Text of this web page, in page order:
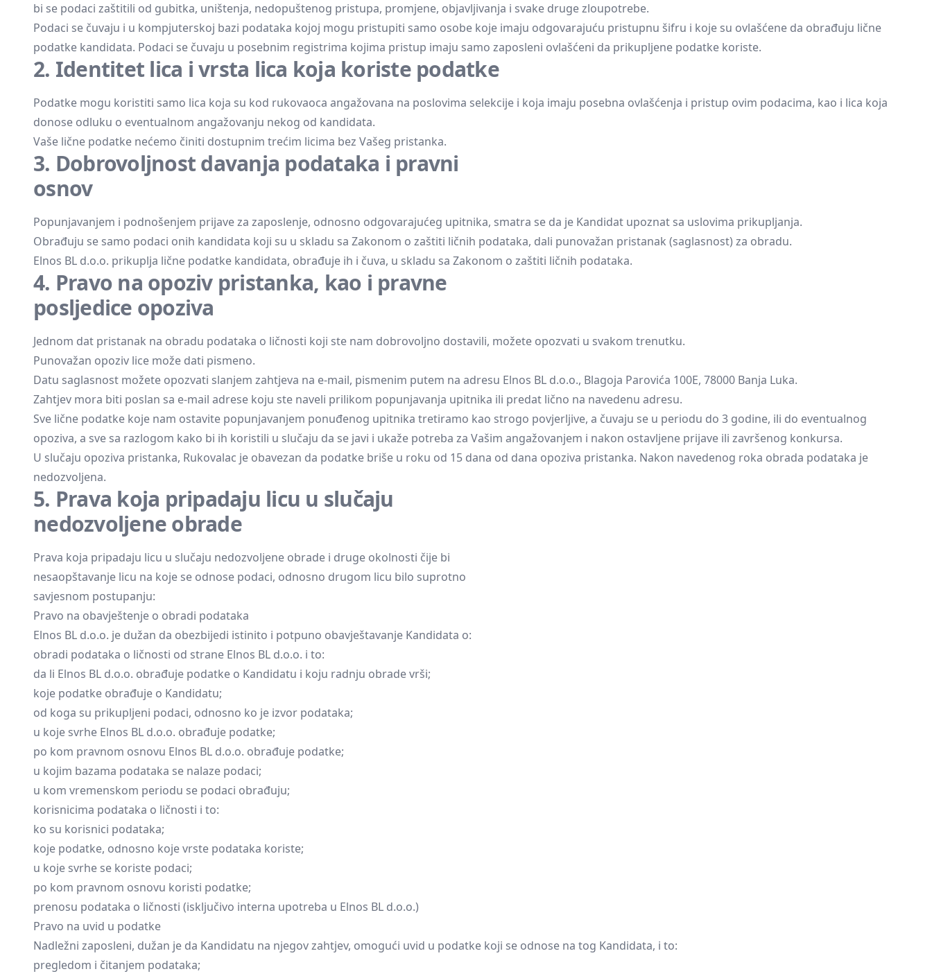
bi se podaci zaštitili od gubitka, uništenja, nedopuštenog pristupa, promjene, objavljivanja i svake druge zloupotrebe.
Podaci se čuvaju i u kompjuterskoj bazi podataka kojoj mogu pristupiti samo osobe koje imaju odgovarajuću pristupnu šifru i koje su ovlašćene da obrađuju lične
podatke kandidata. Podaci se čuvaju u posebnim registrima kojima pristup imaju samo zaposleni ovlašćeni da prikupljene podatke koriste.
2. Identitet lica i vrsta lica koja koriste podatke
Podatke mogu koristiti samo lica koja su kod rukovaoca angažovana na poslovima selekcije i koja imaju posebna ovlašćenja i pristup ovim podacima, kao i lica koja
donose odluku o eventualnom angažovanju nekog od kandidata.
Vaše lične podatke nećemo činiti dostupnim trećim licima bez Vašeg pristanka.
3. Dobrovoljnost davanja podataka i pravni
osnov
Popunjavanjem i podnošenjem prijave za zaposlenje, odnosno odgovarajućeg upitnika, smatra se da je Kandidat upoznat sa uslovima prikupljanja.
Obrađuju se samo podaci onih kandidata koji su u skladu sa Zakonom o zaštiti ličnih podataka, dali punovažan pristanak (saglasnost) za obradu.
Elnos BL d.o.o. prikuplja lične podatke kandidata, obrađuje ih i čuva, u skladu sa Zakonom o zaštiti ličnih podataka.
4. Pravo na opoziv pristanka, kao i pravne
posljedice opoziva
Jednom dat pristanak na obradu podataka o ličnosti koji ste nam dobrovoljno dostavili, možete opozvati u svakom trenutku.
Punovažan opoziv lice može dati pismeno.
Datu saglasnost možete opozvati slanjem zahtjeva na e-mail, pismenim putem na adresu Elnos BL d.o.o., Blagoja Parovića 100E, 78000 Banja Luka.
Zahtjev mora biti poslan sa e-mail adrese koju ste naveli prilikom popunjavanja upitnika ili predat lično na navedenu adresu.
Sve lične podatke koje nam ostavite popunjavanjem ponuđenog upitnika tretiramo kao strogo povjerljive, a čuvaju se u periodu do 3 godine, ili do eventualnog
opoziva, a sve sa razlogom kako bi ih koristili u slučaju da se javi i ukaže potreba za Vašim angažovanjem i nakon ostavljene prijave ili završenog konkursa.
U slučaju opoziva pristanka, Rukovalac je obavezan da podatke briše u roku od 15 dana od dana opoziva pristanka. Nakon navedenog roka obrada podataka je
nedozvoljena.
5. Prava koja pripadaju licu u slučaju
nedozvoljene obrade
Prava koja pripadaju licu u slučaju nedozvoljene obrade i druge okolnosti čije bi
nesaopštavanje licu na koje se odnose podaci, odnosno drugom licu bilo suprotno
savjesnom postupanju:
Pravo na obavještenje o obradi podataka
Elnos BL d.o.o. je dužan da obezbijedi istinito i potpuno obavještavanje Kandidata o:
obradi podataka o ličnosti od strane Elnos BL d.o.o. i to:
da li Elnos BL d.o.o. obrađuje podatke o Kandidatu i koju radnju obrade vrši;
koje podatke obrađuje o Kandidatu;
od koga su prikupljeni podaci, odnosno ko je izvor podataka;
u koje svrhe Elnos BL d.o.o. obrađuje podatke;
po kom pravnom osnovu Elnos BL d.o.o. obrađuje podatke;
u kojim bazama podataka se nalaze podaci;
u kom vremenskom periodu se podaci obrađuju;
korisnicima podataka o ličnosti i to:
ko su korisnici podataka;
koje podatke, odnosno koje vrste podataka koriste;
u koje svrhe se koriste podaci;
po kom pravnom osnovu koristi podatke;
prenosu podataka o ličnosti (isključivo interna upotreba u Elnos BL d.o.o.)
Pravo na uvid u podatke
Nadležni zaposleni, dužan je da Kandidatu na njegov zahtjev, omogući uvid u podatke koji se odnose na tog Kandidata, i to:
pregledom i čitanjem podataka;